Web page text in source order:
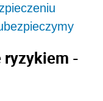
ryzykiem -